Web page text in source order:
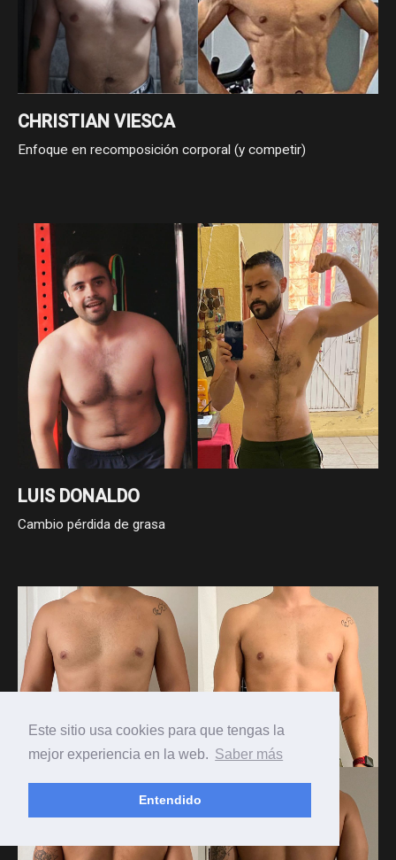
Este sitio usa cookies para que tengas la
mejor experiencia en la web. Saber más
Entendido
CHRISTIAN VIESCA
Enfoque en recomposición corporal (y competir)
LUIS DONALDO
Cambio pérdida de grasa